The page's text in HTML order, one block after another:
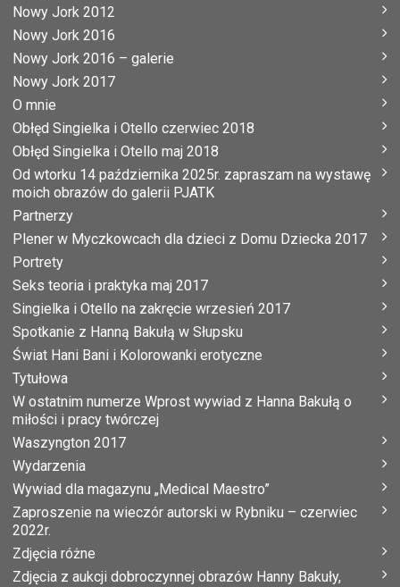
Nowy Jork 2012
Nowy Jork 2016
Nowy Jork 2016 – galerie
Nowy Jork 2017
O mnie
Obłęd Singielka i Otello czerwiec 2018
Obłęd Singielka i Otello maj 2018
Od wtorku 14 października 2025r. zapraszam na wystawę
moich obrazów do galerii PJATK
Partnerzy
Plener w Myczkowcach dla dzieci z Domu Dziecka 2017
Portrety
Seks teoria i praktyka maj 2017
Singielka i Otello na zakręcie wrzesień 2017
Spotkanie z Hanną Bakułą w Słupsku
Świat Hani Bani i Kolorowanki erotyczne
Tytułowa
W ostatnim numerze Wprost wywiad z Hanna Bakułą o
miłości i pracy twórczej
Waszyngton 2017
Wydarzenia
Wywiad dla magazynu „Medical Maestro”
Zaproszenie na wieczór autorski w Rybniku – czerwiec
2022r.
Zdjęcia różne
Zdjęcia z aukcji dobroczynnej obrazów Hanny Bakuły,